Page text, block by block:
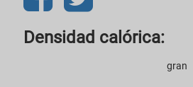
Densidad calórica:
gran